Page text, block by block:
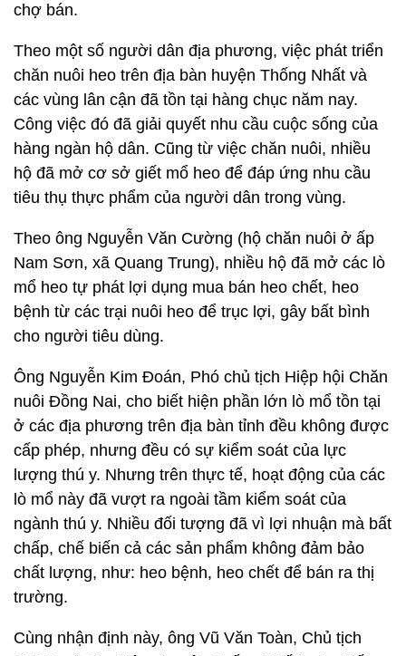
chợ bán.
Theo một số người dân địa phương, việc phát triển
chăn nuôi heo trên địa bàn huyện Thống Nhất và
các vùng lân cận đã tồn tại hàng chục năm nay.
Công việc đó đã giải quyết nhu cầu cuộc sống của
hàng ngàn hộ dân. Cũng từ việc chăn nuôi, nhiều
hộ đã mở cơ sở giết mổ heo để đáp ứng nhu cầu
tiêu thụ thực phẩm của người dân trong vùng.
Theo ông Nguyễn Văn Cường (hộ chăn nuôi ở ấp
Nam Sơn, xã Quang Trung), nhiều hộ đã mở các lò
mổ heo tự phát lợi dụng mua bán heo chết, heo
bệnh từ các trại nuôi heo để trục lợi, gây bất bình
cho người tiêu dùng.
Ông Nguyễn Kim Đoán, Phó chủ tịch Hiệp hội Chăn
nuôi Đồng Nai, cho biết hiện phần lớn lò mổ tồn tại
ở các địa phương trên địa bàn tỉnh đều không được
cấp phép, nhưng đều có sự kiểm soát của lực
lượng thú y. Nhưng trên thực tế, hoạt động của các
lò mổ này đã vượt ra ngoài tầm kiểm soát của
ngành thú y. Nhiều đối tượng đã vì lợi nhuận mà bất
chấp, chế biến cả các sản phẩm không đảm bảo
chất lượng, như: heo bệnh, heo chết để bán ra thị
trường.
Cùng nhận định này, ông Vũ Văn Toàn, Chủ tịch